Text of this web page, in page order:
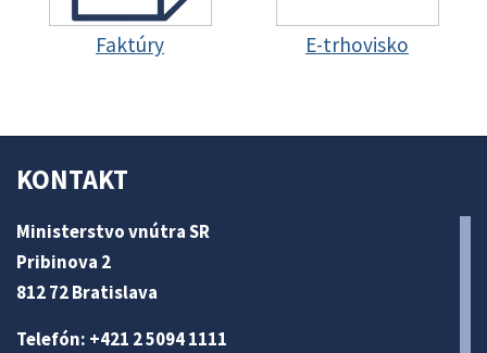
Faktúry E-trhovisko
KONTAKT
Ministerstvo vnútra SR
Pribinova 2
812 72 Bratislava
Telefón: +421 2 5094 1111